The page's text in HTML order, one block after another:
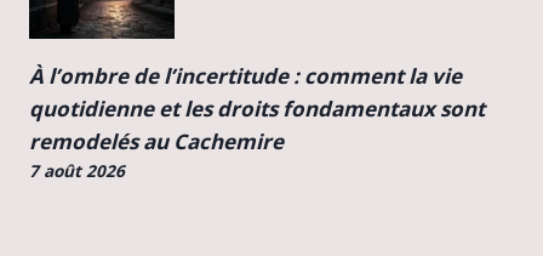
À l’ombre de l’incertitude : comment la vie
quotidienne et les droits fondamentaux sont
remodelés au Cachemire
7 août 2026